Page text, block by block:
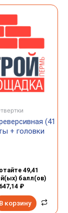
(41
+ головки
49,41
балл(ов)
₽
В корзину